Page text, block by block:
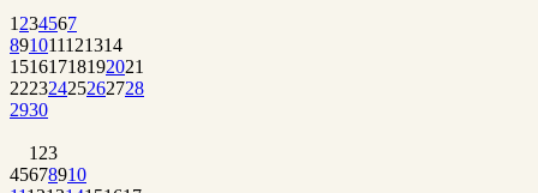
1 234567
891011121314
15161718192021
22232425262728
2930
1 23
45678910